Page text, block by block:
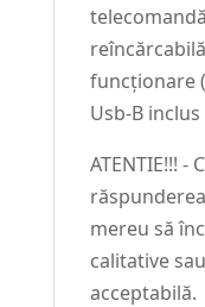
funcționare
Usb-B
ATENTIE!!! -
mereu să
calitative
acceptabilă.